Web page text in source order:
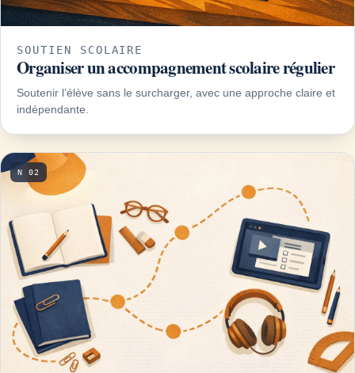
SOUTIEN SCOLAIRE
Organiser un accompagnement scolaire régulier
Soutenir l’élève sans le surcharger, avec une approche claire et
indépendante.
N 02